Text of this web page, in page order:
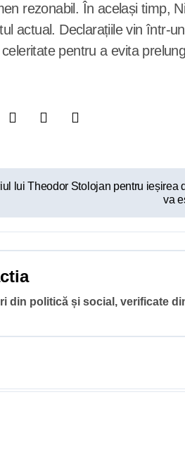
rezonabil. În același timp,
actual. Declarațiile vin într-
pentru a evita
lui Theodor Stolojan pentru ieșirea
va
din politică și social, verificate